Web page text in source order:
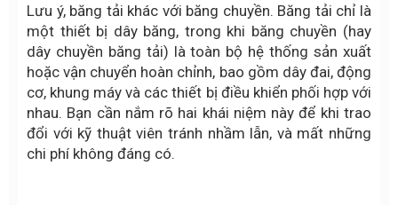
Lưu ý, băng tải khác với băng chuyền. Băng tải chỉ là
một thiết bị dây băng, trong khi băng chuyền (hay
dây chuyền băng tải) là toàn bộ hệ thống sản xuất
hoặc vận chuyển hoàn chỉnh, bao gồm dây đai, động
cơ, khung máy và các thiết bị điều khiển phối hợp với
nhau. Bạn cần nắm rõ hai khái niệm này để khi trao
đổi với kỹ thuật viên tránh nhầm lẫn, và mất những
chi phí không đáng có.